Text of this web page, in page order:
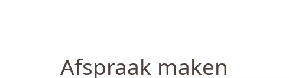
Afspraak maken